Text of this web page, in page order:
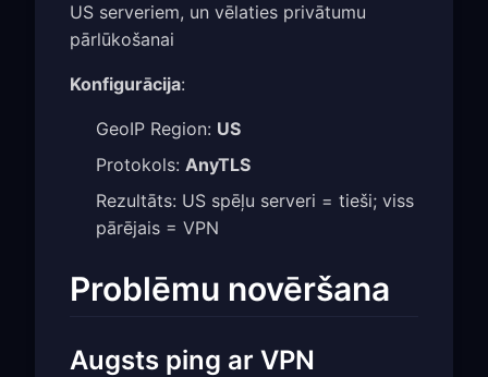
US serveriem, un vēlaties privātumu
pārlūkošanai
Konfigurācija:
GeoIP Region: US
Protokols: AnyTLS
Rezultāts: US spēļu serveri = tieši; viss
pārējais = VPN
Problēmu novēršana
Augsts ping ar VPN